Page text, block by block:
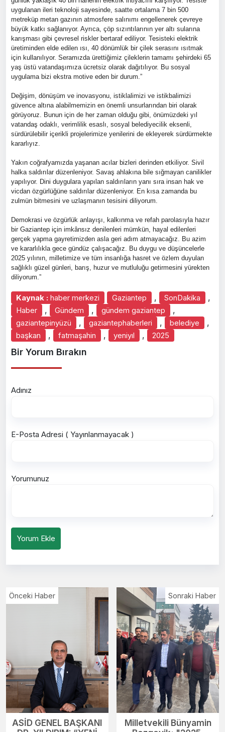
uygulanan ileri teknoloji sayesinde, saatte ortalama 7 bin 500
metreküp metan gazının atmosfere salınımı engellenerek çevreye
büyük katkı sağlanıyor. Ayrıca, çöp sızıntılarının yer altı sularına
karışması gibi çevresel riskler bertaraf ediliyor. Tesisteki elektrik
üretiminden elde edilen ısı, 40 dönümlük bir çilek serasını ısıtmak
için kullanılıyor. Seramızda ürettiğimiz çileklerin tamamı şehirdeki 65
yaş üstü vatandaşımıza ücretsiz olarak dağıtılıyor. Bu sosyal
uygulama bizi ekstra motive eden bir durum.”
Değişim, dönüşüm ve inovasyonu, istiklalimizi ve istikbalimizi
güvence altına alabilmemizin en önemli unsurlarından biri olarak
görüyoruz. Bunun için de her zaman olduğu gibi, önümüzdeki yıl
vatandaş odaklı, verimlilik esaslı, sosyal belediyecilik eksenli,
sürdürülebilir içerikli projelerimize yenilerini de ekleyerek sürdürmekte
kararlıyız.
Yakın coğrafyamızda yaşanan acılar bizleri derinden etkiliyor. Sivil
halka saldırılar düzenleniyor. Savaş ahlakına bile sığmayan canilikler
yapılıyor. Dini duygulara yapılan saldırıların yanı sıra insan hak ve
vicdan özgürlüğüne saldırılar düzenleniyor. En kısa zamanda bu
zulmün bitmesini ve uzlaşmanın tesisini diliyorum.
Demokrasi ve özgürlük anlayışı, kalkınma ve refah parolasıyla hazır
bir Gaziantep için imkânsız denilenleri mümkün, hayal edilenleri
gerçek yapma gayretimizden asla geri adım atmayacağız. Bu azim
ve kararlılıkla gece gündüz çalışacağız. Bu duygu ve düşüncelerle
2025 yılının, milletimize ve tüm insanlığa hasret ve özlem duyulan
sağlıklı güzel günleri, barış, huzur ve mutluluğu getirmesini yürekten
diliyorum.”
Kaynak : haber merkezi Gaziantep , SonDakika ,
Haber , Gündem , gündem gaziantep ,
gaziantepinyüzü , gaziantephaberleri , belediye ,
başkan , fatmaşahin , yeniyıl , 2025
Bir Yorum Bırakın
Adınız
E-Posta Adresi ( Yayınlanmayacak )
Yorumunuz
Yorum Ekle
Önceki Haber
ASİD GENEL BAŞKANI
Sonraki Haber
Milletvekili Bünyamin